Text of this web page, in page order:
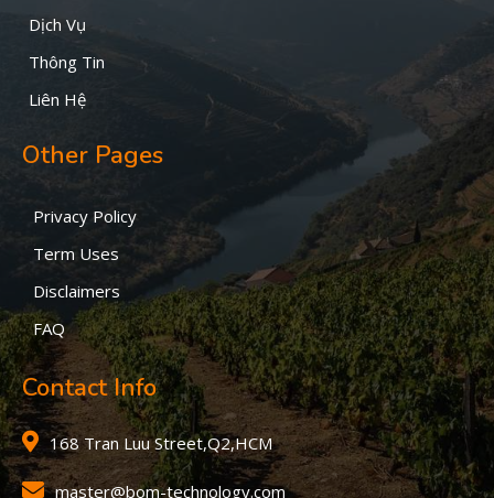
Dịch Vụ
Thông Tin
Liên Hệ
Other Pages
Privacy Policy
Term Uses
Disclaimers
FAQ
Contact Info
168 Tran Luu Street,Q2,HCM
master@bom-technology.com